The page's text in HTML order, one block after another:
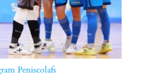
Peniscolafs